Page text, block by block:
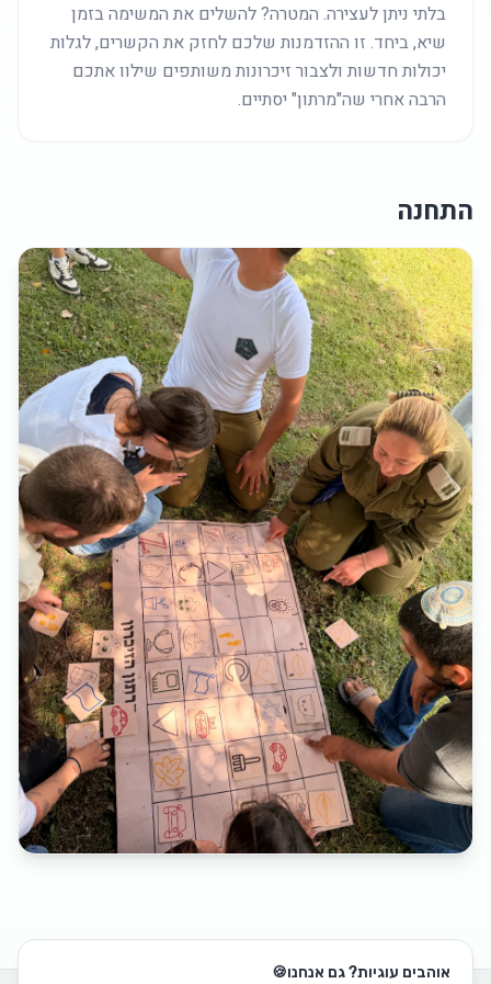
אוהבים עוגיות? גם אנחנו🍪
בלתי ניתן לעצירה. המטרה? להשלים את המשימה בזמן
שיא, ביחד. זו ההזדמנות שלכם לחזק את הקשרים, לגלות
יכולות חדשות ולצבור זיכרונות משותפים שילוו אתכם
הרבה אחרי שה"מרתון" יסתיים.
התחנה